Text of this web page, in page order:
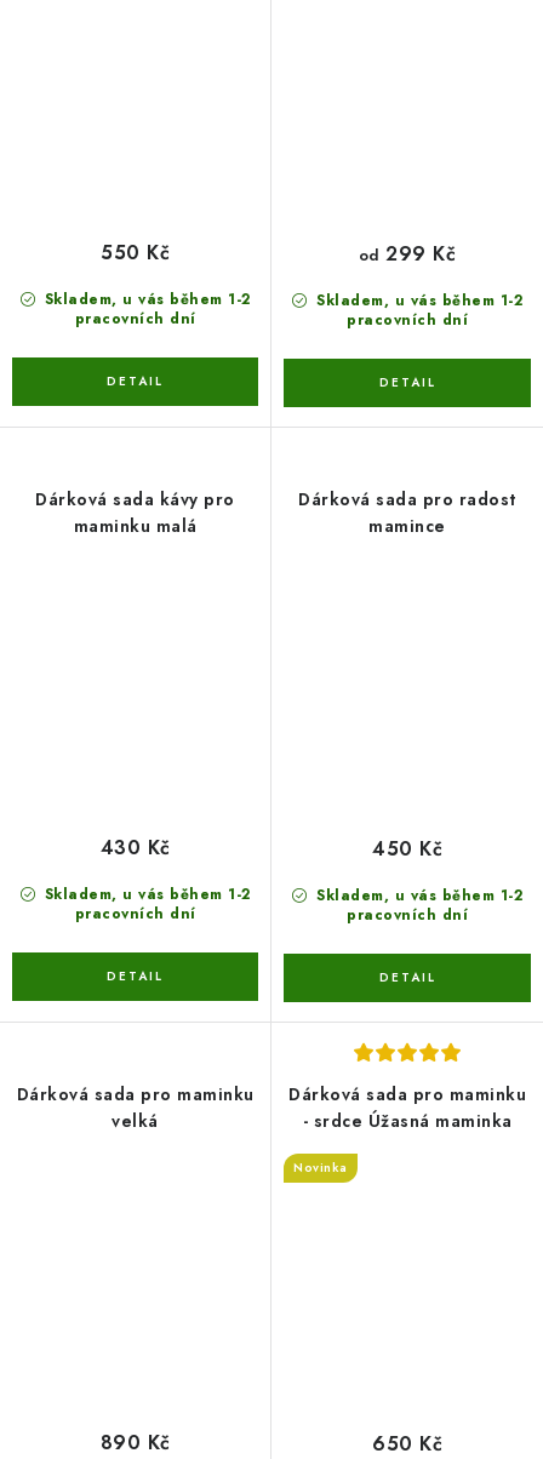
Skladem, u vás během 1-2
pracovních dní
550 Kč
Skladem, u vás během 1-2
pracovních dní
od 299 Kč
Dárková sada kávy pro
maminku malá
Skladem, u vás během 1-2
pracovních dní
430 Kč
Dárková sada pro radost
mamince
Skladem, u vás během 1-2
pracovních dní
450 Kč
Dárková sada pro maminku
velká
890 Kč
Dárková sada pro maminku
- srdce Úžasná maminka
Novinka
650 Kč